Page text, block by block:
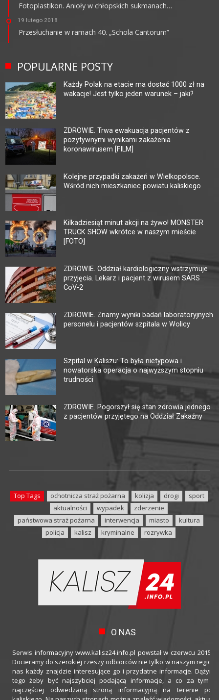
Fotoplastikon. Anioły w chłopskich sukmanach…
19 lutego 2018
Przesłuchanie w ramach 40. „Schola Cantorum”
POPULARNE POSTY
Każdy Polak na etacie ma dostać 1000 zł na
wakacje! Jest tylko jeden warunek – jaki?
ZDROWIE. Trwa ewakuacja pacjentów z
pozytywnymi wynikami zakażenia
koronawirusem [FILM]
Kolejne przypadki zakażeń w Wielkopolsce.
Wśród nich mieszkaniec powiatu kaliskiego
Kilkadziesiąt minut akcji na żywo! MONSTER
TRUCK SHOW wkrótce w naszym mieście
[FOTO]
ZDROWIE. Oddział kardiologiczny wstrzymuje
przyjęcia. Lekarz i pacjent z wirusem SARS
CoV-2
ZDROWIE. Znamy wyniki badań laboratoryjnych
personelu i pacjentów szpitala w Wolicy
Szpital w Kaliszu: To była nietypowa i
nowatorska operacja o najwyższym stopniu
trudności
ZDROWIE. Pogorszył się stan zdrowia jednego
z pacjentów przyjętego na Oddział Zakaźny
Top Tags ochotnicza straż pożarna kolizja drogi
sport
aktualności
wypadek
zderzenie
państwowa straż pożarna
interwencja miasto
kultura
policja
kalisz kryminalne rozrywka
O NAS
Serwis informacyjny www.kalisz24.info.pl powstał w czerwcu 2015
Docieramy do szerokiej rzeszy odbiorców nie tylko w naszym
nas każdy znajdzie interesujące go i przydatne informacje.
tego żeby być najszybciej podającą informacje, a co za tym
najczęściej odwiedzaną stroną informacyjną na terenie